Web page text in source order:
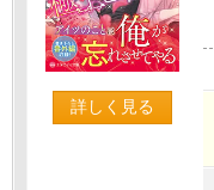
詳しく見る